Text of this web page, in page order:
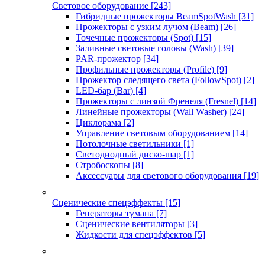
Световое оборудование [243]
Гибридные прожекторы BeamSpotWash [31]
Прожекторы с узким лучом (Beam) [26]
Точечные прожекторы (Spot) [15]
Заливные световые головы (Wash) [39]
PAR-прожектор [34]
Профильные прожекторы (Profile) [9]
Прожектор следящего света (FollowSpot) [2]
LED-бар (Bar) [4]
Прожекторы с линзой Френеля (Fresnel) [14]
Линейные прожекторы (Wall Washer) [24]
Циклорама [2]
Управление световым оборудованием [14]
Потолочные светильники [1]
Светодиодный диско-шар [1]
Стробоскопы [8]
Аксессуары для светового оборудования [19]
Сценические спецэффекты [15]
Генераторы тумана [7]
Сценические вентиляторы [3]
Жидкости для спецэффектов [5]